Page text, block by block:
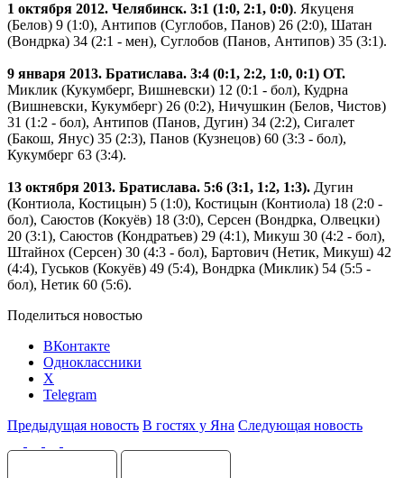
1 октября 2012. Челябинск. 3:1 (1:0, 2:1, 0:0). Якуценя
(Белов) 9 (1:0), Антипов (Суглобов, Панов) 26 (2:0), Шатан
(Вондрка) 34 (2:1 - мен), Суглобов (Панов, Антипов) 35 (3:1).
9 января 2013. Братислава. 3:4 (0:1, 2:2, 1:0, 0:1) ОТ.
Миклик (Кукумберг, Вишневски) 12 (0:1 - бол), Кудрна
(Вишневски, Кукумберг) 26 (0:2), Ничушкин (Белов, Чистов)
31 (1:2 - бол), Антипов (Панов, Дугин) 34 (2:2), Сигалет
(Бакош, Янус) 35 (2:3), Панов (Кузнецов) 60 (3:3 - бол),
Кукумберг 63 (3:4).
13 октября 2013. Братислава. 5:6 (3:1, 1:2, 1:3). Дугин
(Контиола, Костицын) 5 (1:0), Костицын (Контиола) 18 (2:0 -
бол), Саюстов (Кокуёв) 18 (3:0), Серсен (Вондрка, Олвецки)
20 (3:1), Саюстов (Кондратьев) 29 (4:1), Микуш 30 (4:2 - бол),
Штайнох (Серсен) 30 (4:3 - бол), Бартович (Нетик, Микуш) 42
(4:4), Гуськов (Кокуёв) 49 (5:4), Вондрка (Миклик) 54 (5:5 -
бол), Нетик 60 (5:6).
Поделиться новостью
ВКонтакте
Одноклассники
X
Telegram
Предыдущая новость В гостях у Яна Следующая новость